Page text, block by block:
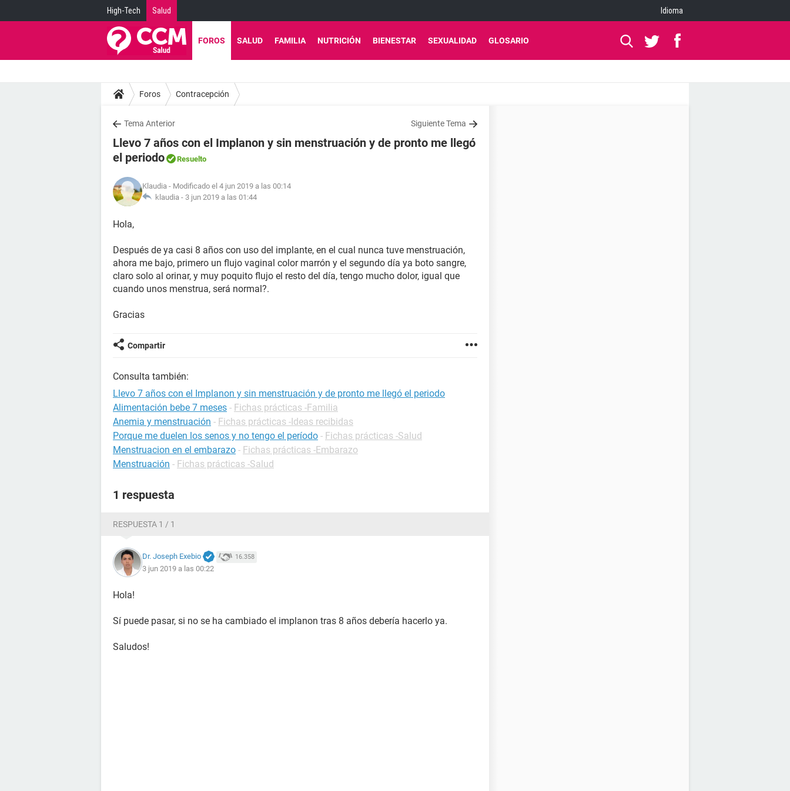
High-Tech Salud Idioma
FOROS SALUD FAMILIA NUTRICIÓN BIENESTAR SEXUALIDAD GLOSARIO
Foros Contracepción
Tema Anterior Siguiente Tema
Llevo 7 años con el Implanon y sin menstruación y de pronto me llegó
el periodo
Resuelto
Klaudia - Modificado el 4 jun 2019 a las 00:14
klaudia - 3 jun 2019 a las 01:44
Hola,
Después de ya casi 8 años con uso del implante, en el cual nunca tuve menstruación,
ahora me bajo, primero un flujo vaginal color marrón y el segundo día ya boto sangre,
claro solo al orinar, y muy poquito flujo el resto del día, tengo mucho dolor, igual que
cuando unos menstrua, será normal?.
Gracias
Compartir
Consulta también:
Llevo 7 años con el Implanon y sin menstruación y de pronto me llegó el periodo
Alimentación bebe 7 meses - Fichas prácticas -Familia
Anemia y menstruación - Fichas prácticas -Ideas recibidas
Porque me duelen los senos y no tengo el período - Fichas prácticas -Salud
Menstruacion en el embarazo - Fichas prácticas -Embarazo
Menstruación - Fichas prácticas -Salud
1 respuesta
RESPUESTA 1 / 1
Dr. Joseph Exebio 16.358
3 jun 2019 a las 00:22
Hola!
Sí puede pasar, si no se ha cambiado el implanon tras 8 años debería hacerlo ya.
Saludos!